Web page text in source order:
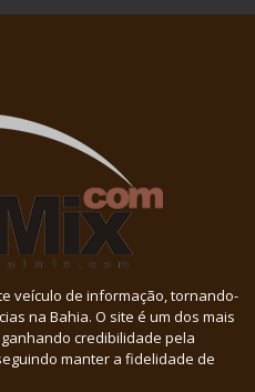
veículo de informação, tornando-
na Bahia. O site é um dos mais
credibilidade pela
manter a fidelidade de